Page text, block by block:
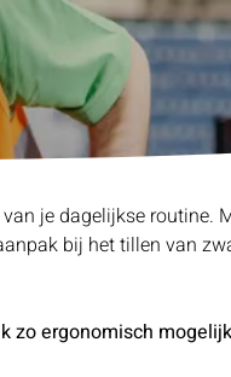
je dagelijkse routine.
bij het tillen van
zo ergonomisch